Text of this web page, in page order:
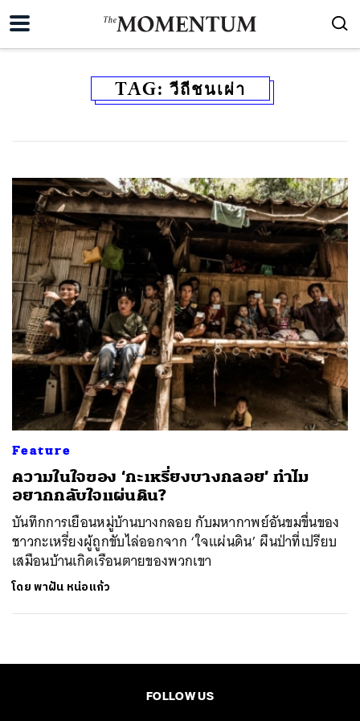
TAG: วีถีชนเผ่า
Feature
ความในใจของ ‘กะเหรี่ยงบางกลอย’ ทำไม
อยากกลับใจแผ่นดิน?
บันทึกการเยือนหมู่บ้านบางกลอย กับมหากาพย์อันขมขื่นของ
ชาวกะเหรี่ยงผู้ถูกขับไล่ออกจาก ‘ใจแผ่นดิน’ ผืนป่าที่เปรียบ
เสมือนบ้านเกิดเรือนตายของพวกเขา
โดยพาฝัน หน่อแก้ว
FOLLOW US
ค้นหา
SHARE TWEET LINE EMAIL